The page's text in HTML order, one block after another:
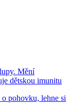
Mění
dětskou imunitu
o pohovku, lehne si